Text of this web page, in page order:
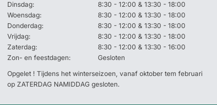
Dinsdag:
8:30 - 12:00 & 13:30 - 18:00
Woensdag:
8:30 - 12:00 & 13:30 - 18:00
Donderdag:
8:30 - 12:00 & 13:30 - 18:00
Vrijdag:
8:30 - 12:00 & 13:30 - 18:00
Zaterdag:
8:30 - 12:00 & 13:30 - 16:00
Zon- en feestdagen:
Gesloten
Opgelet ! Tijdens het winterseizoen, vanaf oktober tem februari
op ZATERDAG NAMIDDAG gesloten.